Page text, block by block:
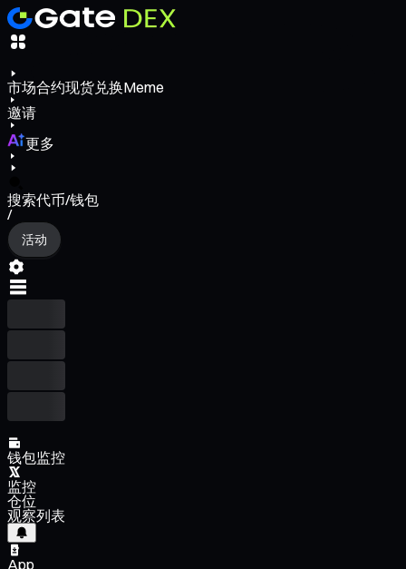
市场合约现货兑换Meme
邀请
更多
搜索代币/钱包
/
活动
钱包监控
监控
仓位
观察列表
App